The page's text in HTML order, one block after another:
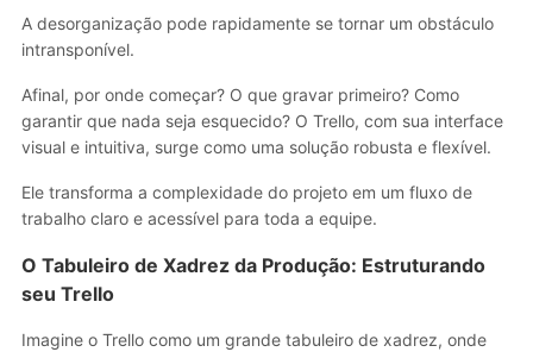
A desorganização pode rapidamente se tornar um obstáculo
intransponível.
Afinal, por onde começar? O que gravar primeiro? Como
garantir que nada seja esquecido? O Trello, com sua interface
visual e intuitiva, surge como uma solução robusta e flexível.
Ele transforma a complexidade do projeto em um fluxo de
trabalho claro e acessível para toda a equipe.
O Tabuleiro de Xadrez da Produção: Estruturando
seu Trello
Imagine o Trello como um grande tabuleiro de xadrez, onde